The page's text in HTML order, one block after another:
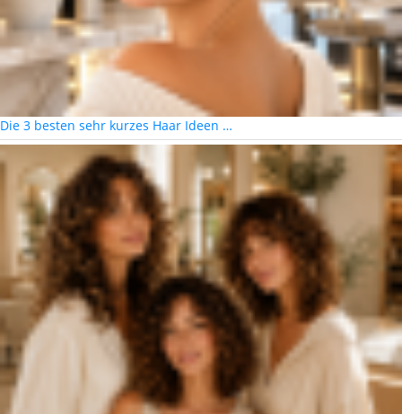
Die 3 besten sehr kurzes Haar Ideen …